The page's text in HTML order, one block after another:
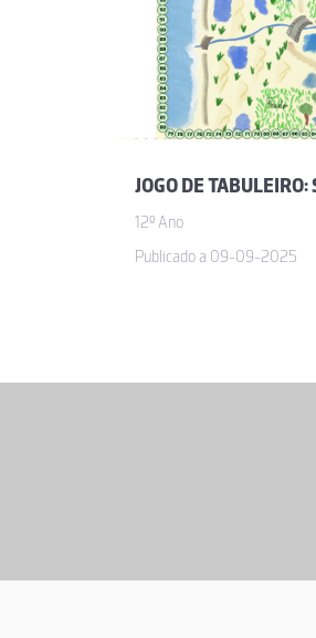
12º Ano
Publicado a 09-09-2025